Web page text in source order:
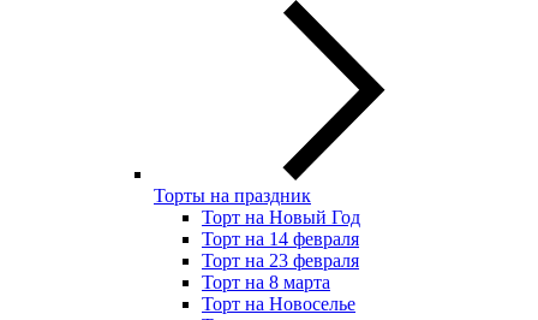
Торты на праздник
Торт на Новый Год
Торт на 14 февраля
Торт на 23 февраля
Торт на 8 марта
Торт на Новоселье